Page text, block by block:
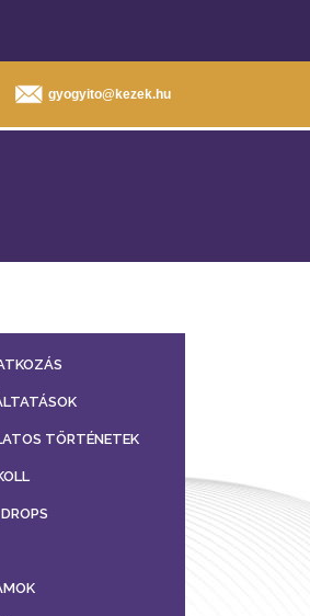
gyogyito@kezek.hu
TÖRTÉNETEK